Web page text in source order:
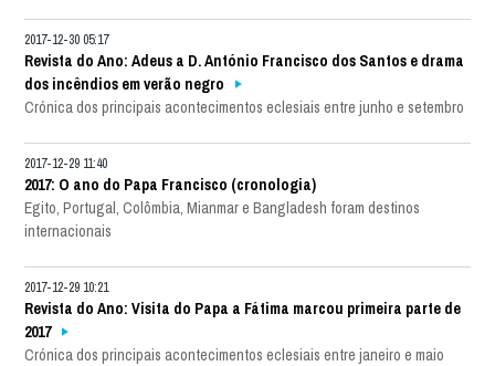
2017-12-30 05:17
Revista do Ano: Adeus a D. António Francisco dos Santos e drama
dos incêndios em verão negro
Crónica dos principais acontecimentos eclesiais entre junho e setembro
2017-12-29 11:40
2017: O ano do Papa Francisco (cronologia)
Egito, Portugal, Colômbia, Mianmar e Bangladesh foram destinos
internacionais
2017-12-29 10:21
Revista do Ano: Visita do Papa a Fátima marcou primeira parte de
2017
Crónica dos principais acontecimentos eclesiais entre janeiro e maio